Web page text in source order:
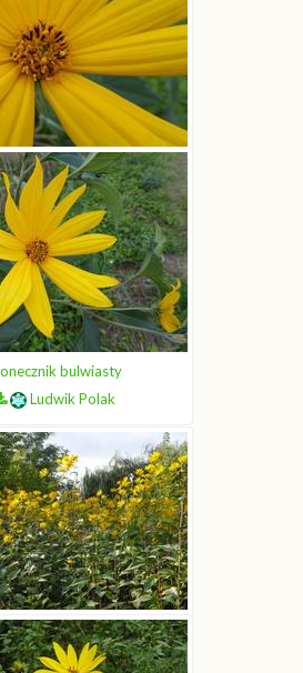
Ludwik Polak
bulwiasty
Ludwik Polak
bulwiasty
Ludwik Polak
bulwiasty
Ludwik Polak